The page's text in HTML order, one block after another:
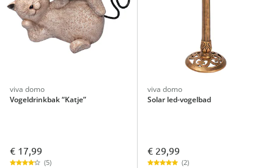
viva domo
Vogeldrinkbak “Katje”
€ 17,99
(5)
viva domo
Solar led-vogelbad
€ 29,99
(2)